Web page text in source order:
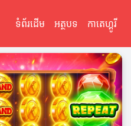
ទំព័រដើម អត្ថបទ កាតេហ្គូរី